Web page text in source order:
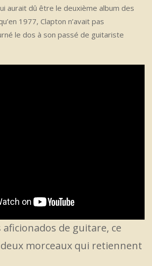
aurait dû être le deuxième album des
1977, Clapton n’avait pas
le dos à son passé de guitariste
de guitare, ce
morceaux qui retiennent